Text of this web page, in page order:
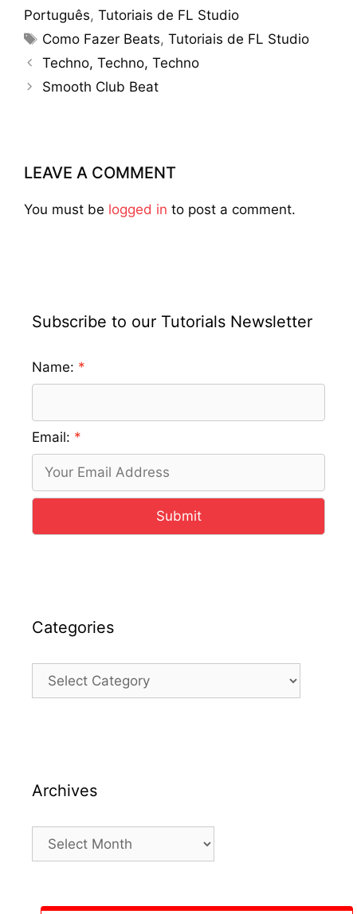
Português, Tutoriais de FL Studio
Tags
Como Fazer Beats,Tutoriais de FL Studio
Techno, Techno, Techno
Smooth Club Beat
LEAVE A COMMENT
You must be logged in to post a comment.
Subscribe to our Tutorials Newsletter
Name:
Email:
Submit
Categories
Categories
Archives
Archives